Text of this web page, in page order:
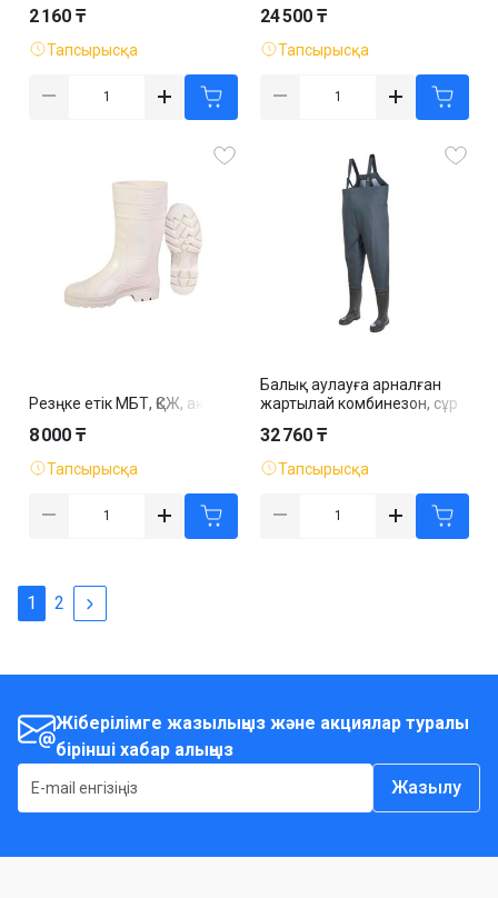
2 160 ₸
Тапсырысқа
24 500 ₸
Тапсырысқа
Резңке етік МБТ, ҚСЖ, ақ
8 000 ₸
Тапсырысқа
Балық аулауға арналған
жартылай комбинезон, сұр
32 760 ₸
Тапсырысқа
1 2
Жіберілімге жазылыңыз және акциялар туралы
бірінші хабар алыңыз
Жазылу